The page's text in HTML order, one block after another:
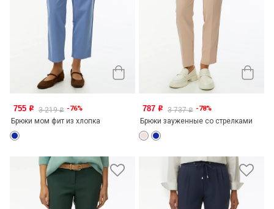
755 o 3 219o -76%
Брюки мом фит из хлопка
787 o 3 737o -78%
Брюки зауженные со стрелками